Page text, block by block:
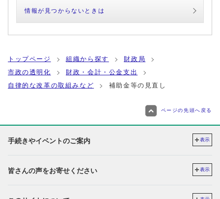
情報が見つからないときは
トップページ 組織から探す
財政局
市政の透明化
財政・会計・公金支出
自律的な改革の取組みなど
補助金等の見直し
ページの先頭へ戻る
手続きやイベントのご案内 表示
皆さんの声をお寄せください 表示